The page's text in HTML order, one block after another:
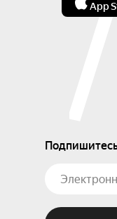
App